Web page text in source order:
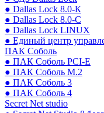
● Dallas Lock 8.0-К
● Dallas Lock 8.0-С
● Dallas Lock LINUX
● Единый центр
ПАК Соболь
● ПАК Соболь PCI-E
● ПАК Соболь М.2
● ПАК Соболь 3
● ПАК Соболь 4
Secret Net studio